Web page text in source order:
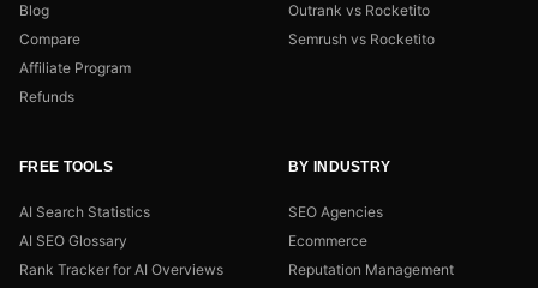
Blog
Compare
Affiliate Program
Refunds
Outrank vs Rocketito
Semrush vs Rocketito
FREE TOOLS
AI Search Statistics
AI SEO Glossary
Rank Tracker for AI Overviews
BY INDUSTRY
SEO Agencies
Ecommerce
Reputation Management